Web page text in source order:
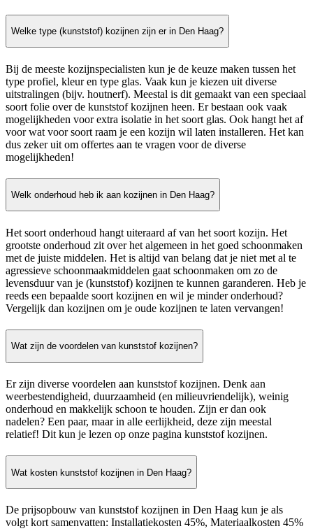
Welke type (kunststof) kozijnen zijn er in Den Haag?
Bij de meeste kozijnspecialisten kun je de keuze maken tussen het
type profiel, kleur en type glas. Vaak kun je kiezen uit diverse
uitstralingen (bijv. houtnerf). Meestal is dit gemaakt van een speciaal
soort folie over de kunststof kozijnen heen. Er bestaan ook vaak
mogelijkheden voor extra isolatie in het soort glas. Ook hangt het af
voor wat voor soort raam je een kozijn wil laten installeren. Het kan
dus zeker uit om offertes aan te vragen voor de diverse
mogelijkheden!
Welk onderhoud heb ik aan kozijnen in Den Haag?
Het soort onderhoud hangt uiteraard af van het soort kozijn. Het
grootste onderhoud zit over het algemeen in het goed schoonmaken
met de juiste middelen. Het is altijd van belang dat je niet met al te
agressieve schoonmaakmiddelen gaat schoonmaken om zo de
levensduur van je (kunststof) kozijnen te kunnen garanderen. Heb je
reeds een bepaalde soort kozijnen en wil je minder onderhoud?
Vergelijk dan kozijnen om je oude kozijnen te laten vervangen!
Wat zijn de voordelen van kunststof kozijnen?
Er zijn diverse voordelen aan kunststof kozijnen. Denk aan
weerbestendigheid, duurzaamheid (en milieuvriendelijk), weinig
onderhoud en makkelijk schoon te houden. Zijn er dan ook
nadelen? Een paar, maar in alle eerlijkheid, deze zijn meestal
relatief! Dit kun je lezen op onze pagina kunststof kozijnen.
Wat kosten kunststof kozijnen in Den Haag?
De prijsopbouw van kunststof kozijnen in Den Haag kun je als
volgt kort samenvatten: Installatiekosten 45%, Materiaalkosten 45%